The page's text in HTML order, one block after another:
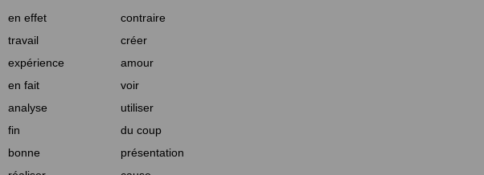
en effet
contraire
travail
créer
expérience
amour
en fait
voir
analyse
utiliser
fin
du coup
bonne
présentation